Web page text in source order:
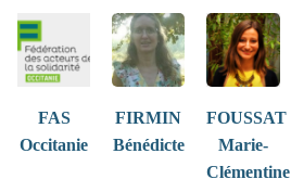
FAS
Occitanie
FIRMIN
Bénédicte
FOUSSAT
Marie-
Clémentine